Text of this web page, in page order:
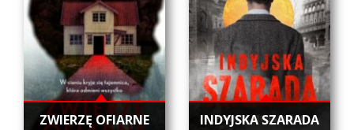
ZWIERZĘ OFIARNE INDYJSKA SZARADA